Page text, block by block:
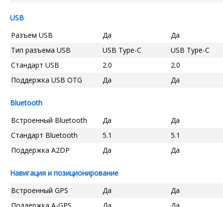
USB
Разъем USB
Да
Да
Тип разъема USB
USB Type-C
USB Type-C
Стандарт USB
2.0
2.0
Поддержка USB OTG
Да Да
Bluetooth
Встроенный Bluetooth
Да
Да
Стандарт Bluetooth
5.1
5.1
Поддержка A2DP
Да Да
Навигация и позиционирование
Встроенный GPS
Да
Да